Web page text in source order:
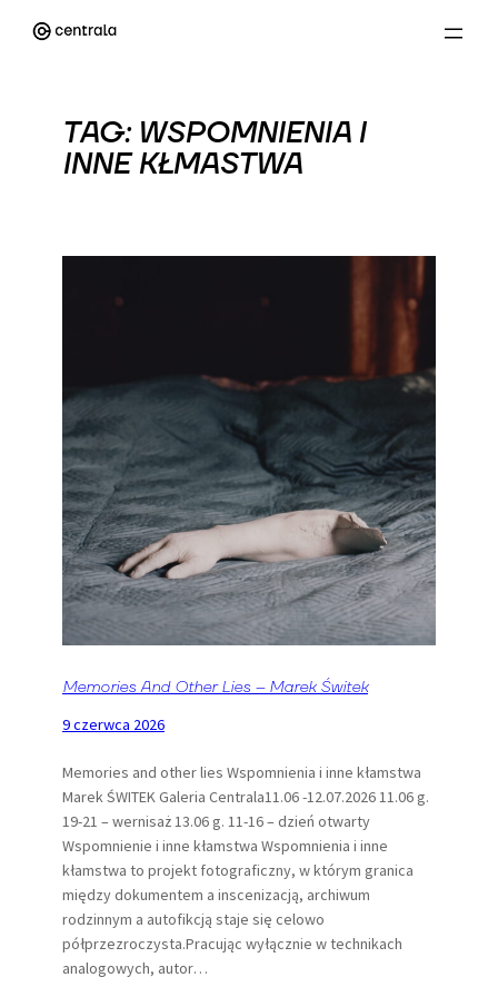
Przejdź
TAG: WSPOMNIENIA I
INNE KŁMASTWA
Memories And Other Lies – Marek Świtek
9 czerwca 2026
Memories and other lies Wspomnienia i inne kłamstwa
Marek ŚWITEK Galeria Centrala11.06 -12.07.2026 11.06 g.
19-21 – wernisaż 13.06 g. 11-16 – dzień otwarty
Wspomnienie i inne kłamstwa Wspomnienia i inne
kłamstwa to projekt fotograficzny, w którym granica
między dokumentem a inscenizacją, archiwum
rodzinnym a autofikcją staje się celowo
półprzezroczysta.Pracując wyłącznie w technikach
analogowych, autor…